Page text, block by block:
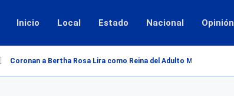
Inicio Local Estado Nacional Opinión
Coronan a Bertha Rosa Lira como Reina del Adulto Mayor 2026...